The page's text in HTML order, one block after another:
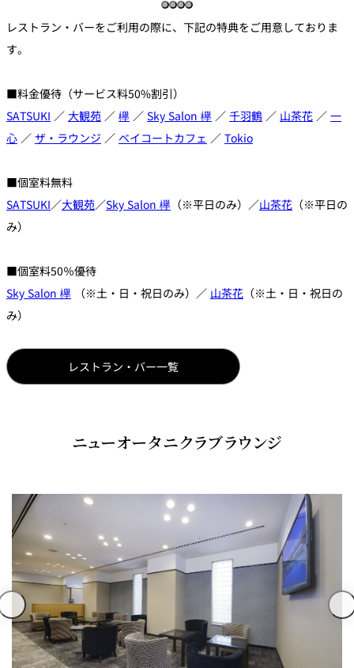
レストラン・バーをご利用の際に、下記の特典をご用意しておりま
す。
■料金優待（サービス料50%割引）
SATSUKI ／ 大観苑 ／ 欅 ／ Sky Salon 欅 ／ 千羽鶴 ／ 山茶花 ／ 一
心 ／ ザ・ラウンジ ／ ベイコートカフェ ／ Tokio
■個室料無料
SATSUKI／大観苑／Sky Salon 欅 （※平日のみ）／山茶花 （※平日の
み）
■個室料50％優待
Sky Salon 欅 （※土・日・祝日のみ）／ 山茶花 （※土・日・祝日の
み）
レストラン・バー一覧
ニューオータニクラブラウンジ